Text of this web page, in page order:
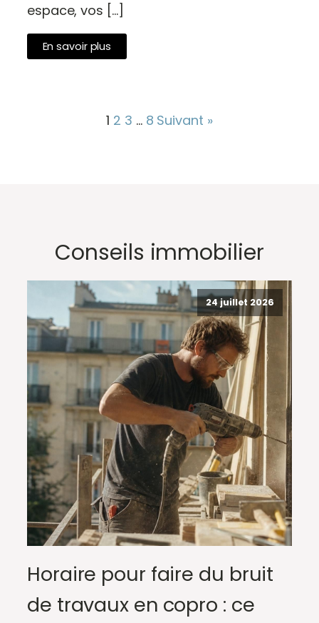
espace, vos […]
En savoir plus
1 2 3 … 8 Suivant »
Conseils immobilier
24 juillet 2026
Horaire pour faire du bruit
de travaux en copro : ce